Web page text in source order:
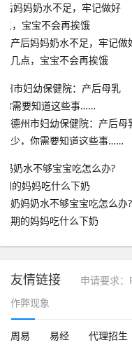
产后妈妈奶水不足，牢记做
几点，宝宝不会再挨饿
德州市妇幼保健院：产后母
少，你需要知道这些事……
奶妈奶水不够宝宝吃怎么办
期的妈妈吃什么下奶
友情链接
申请要求
作弊现象
周易 易经 代理招生